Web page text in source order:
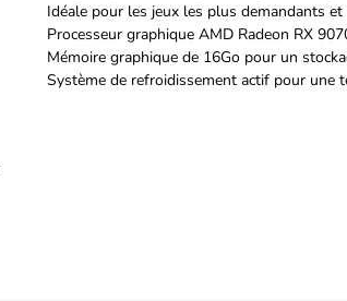
Idéale pour les jeux les plus demandants
Processeur graphique AMD Radeon RX
Mémoire graphique de 16Go pour un
Système de refroidissement actif pour une